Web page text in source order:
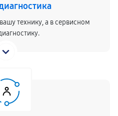
технику, а в сервисном